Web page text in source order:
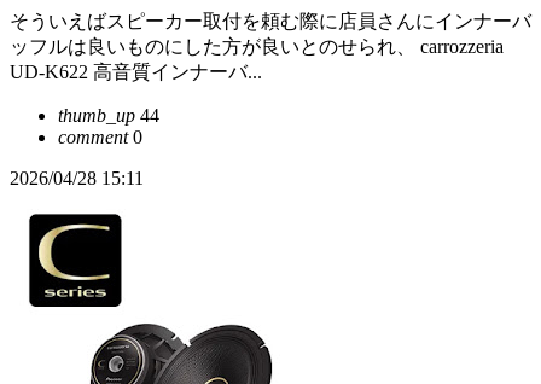
そういえばスピーカー取付を頼む際に店員さんにインナーバ
ッフルは良いものにした方が良いとのせられ、 carrozzeria
UD-K622 高音質インナーバ...
thumb_up 44
comment0
2026/04/28 15:11